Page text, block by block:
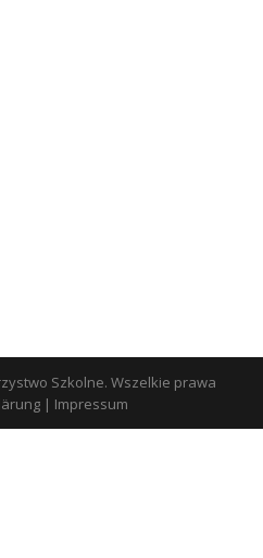
Szkolne. Wszelkie prawa
| Impressum